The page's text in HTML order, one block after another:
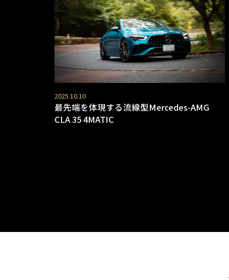
2025.10.10
最先端を体現する流線型Mercedes-AMG
CLA 35 4MATIC